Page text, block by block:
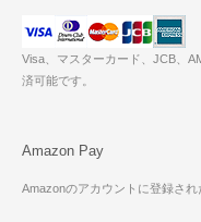
Visa、マスターカード、JCB、
済可能です。
Amazon Pay
Amazonのアカウントに登録さ